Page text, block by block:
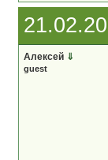
Алексей ⇓
guest